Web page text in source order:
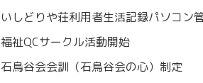
いしどりや荘利用者生活記録パソコン
福祉QCサークル活動開始
石鳥谷会会訓（石鳥谷会の心）制定